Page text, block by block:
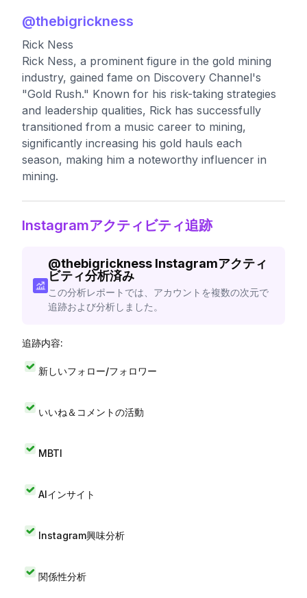
@thebigrickness
Rick Ness
Rick Ness, a prominent figure in the gold mining
industry, gained fame on Discovery Channel's
"Gold Rush." Known for his risk-taking strategies
and leadership qualities, Rick has successfully
transitioned from a music career to mining,
significantly increasing his gold hauls each
season, making him a noteworthy influencer in
mining.
Instagramアクティビティ追跡
@thebigrickness Instagramアクティ
ビティ分析済み
この分析レポートでは、アカウントを複数の次元で
追跡および分析しました。
追跡内容:
新しいフォロー/フォロワー
いいね＆コメントの活動
MBTI
AIインサイト
Instagram興味分析
関係性分析